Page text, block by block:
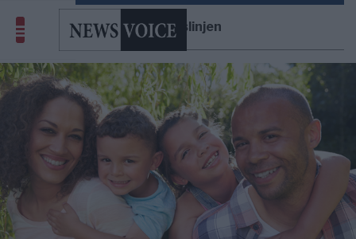
existenslinjen